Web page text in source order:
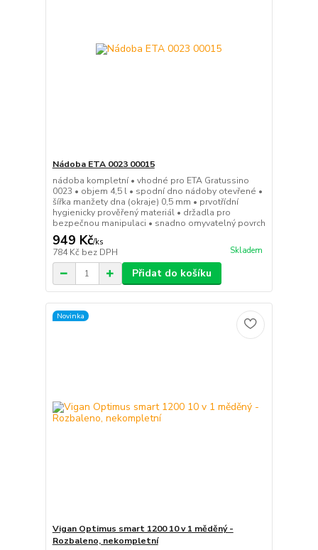
Nádoba ETA 0023 00015
nádoba kompletní • vhodné pro ETA Gratussino
0023 • objem 4,5 l • spodní dno nádoby otevřené •
šířka manžety dna (okraje) 0,5 mm • prvotřídní
hygienicky prověřený materiál • držadla pro
bezpečnou manipulaci • snadno omyvatelný povrch
949 Kč/ks
784 Kč bez DPH Skladem
Přidat do košíku
Novinka
Vigan Optimus smart 1200 10 v 1 měděný -
Rozbaleno, nekompletní